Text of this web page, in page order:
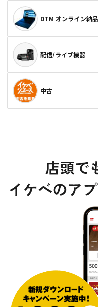
DTM オンライン納品
配信/ライブ機器
中古